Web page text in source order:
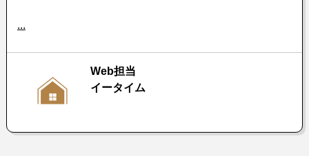
...
Web担当
イータイム